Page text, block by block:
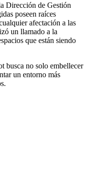
Dirección de Gestión
poseen raíces
afectación a las
un llamado a la
que están siendo
busca no solo embellecer
un entorno más